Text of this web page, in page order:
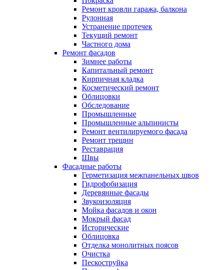
Ремонт кровли гаража, балкона
Рулонная
Устранение протечек
Текущий ремонт
Частного дома
Ремонт фасадов
Зимнее работы
Капитальный ремонт
Кирпичная кладка
Косметический ремонт
Облицовки
Обследование
Промышленные
Промышленные альпинисты
Ремонт вентилируемого фасада
Ремонт трещин
Реставрация
Швы
Фасадные работы
Герметизация межпанельных швов
Гидрофобизация
Деревянные фасады
Звукоизоляция
Мойка фасадов и окон
Мокрый фасад
Исторические
Облицовка
Отделка монолитных поясов
Очистка
Пескоструйка